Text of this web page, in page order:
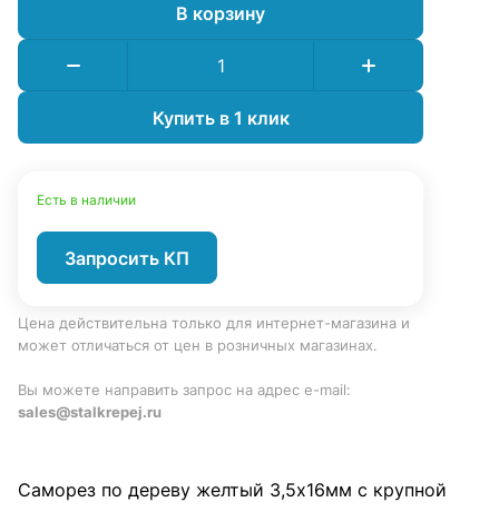
В корзину
Купить в 1 клик
Есть в наличии
Запросить КП
Цена действительна только для интернет-магазина и
может отличаться от цен в розничных магазинах.
Вы можете направить запрос на адрес e-mail:
sales@stalkrepej.ru
Саморез по дереву желтый 3,5х16мм с крупной